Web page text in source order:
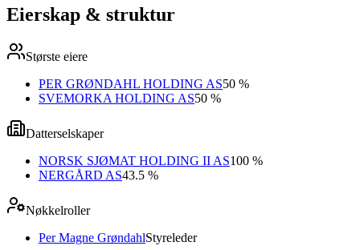
Eierskap & struktur
Største eiere
PER GRØNDAHL HOLDING AS50 %
SVEMORKA HOLDING AS50 %
Datterselskaper
NORSK SJØMAT HOLDING II AS100 %
NERGÅRD AS43.5 %
Nøkkelroller
Per Magne GrøndahlStyreleder